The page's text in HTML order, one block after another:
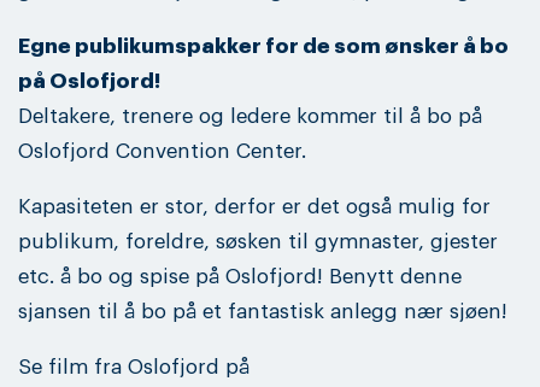
Egne publikumspakker for de som ønsker å bo
på Oslofjord!
Deltakere, trenere og ledere kommer til å bo på
Oslofjord Convention Center.
Kapasiteten er stor, derfor er det også mulig for
publikum, foreldre, søsken til gymnaster, gjester
etc. å bo og spise på Oslofjord! Benytt denne
sjansen til å bo på et fantastisk anlegg nær sjøen!
Se film fra Oslofjord på